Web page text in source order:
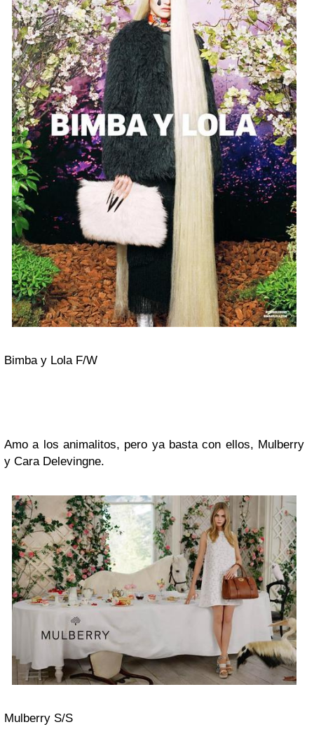
Bimba y Lola F/W
Amo a los animalitos, pero ya basta con ellos, Mulberry
y Cara Delevingne.
Mulberry S/S